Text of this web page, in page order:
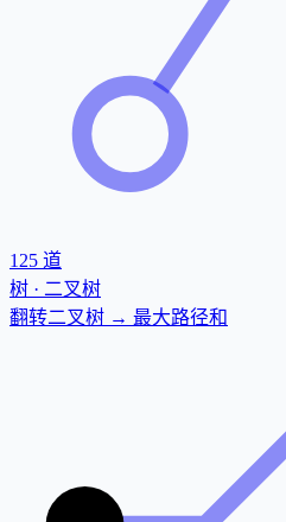
125 道
树 · 二叉树
翻转二叉树 → 最大路径和